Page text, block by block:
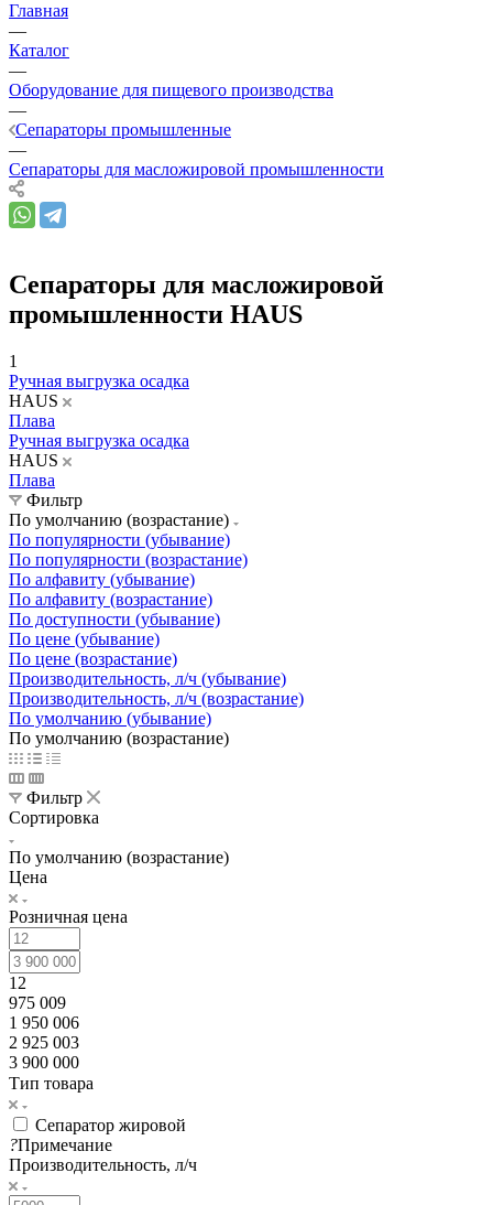
Главная
—
Каталог
—
Оборудование для пищевого производства
—
Сепараторы промышленные
—
Сепараторы для масложировой промышленности
Сепараторы для масложировой
промышленности HAUS
1
Ручная выгрузка осадка
HAUS
Плава
Ручная выгрузка осадка
HAUS
Плава
Фильтр
По умолчанию (возрастание)
По популярности (убывание)
По популярности (возрастание)
По алфавиту (убывание)
По алфавиту (возрастание)
По доступности (убывание)
По цене (убывание)
По цене (возрастание)
Производительность, л/ч (убывание)
Производительность, л/ч (возрастание)
По умолчанию (убывание)
По умолчанию (возрастание)
Фильтр
Сортировка
По умолчанию (возрастание)
Цена
Розничная цена
12
975 009
1 950 006
2 925 003
3 900 000
Тип товара
Сепаратор жировой
?Примечание
Производительность, л/ч